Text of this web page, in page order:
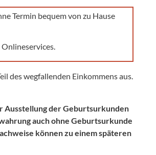
Termin bequem von zu Hause
des wegfallenden Einkommens aus.
Ausstellung der Geburtsurkunden
auch ohne Geburtsurkunde
können zu einem späteren